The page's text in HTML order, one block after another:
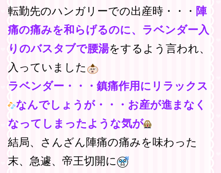
転勤先のハンガリーでの出産時・・・ 陣
痛の痛みを和らげるのに、ラベンダー入
りのバスタブで腰湯をするよう言われ、
入っていました
ラベンダー・・・鎮痛作用にリラックス
なんでしょうが・・・お産が進まなく
なってしまったような気が
結局、さんざん陣痛の痛みを味わった
末、急遽、帝王切開に